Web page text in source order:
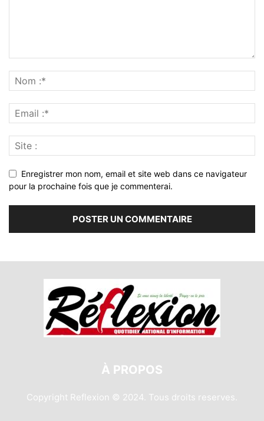
Enregistrer mon nom, email et site web dans ce navigateur
pour la prochaine fois que je commenterai.
À PROPOS
Copyright Reflexion © 2024. Tous droits reserves.